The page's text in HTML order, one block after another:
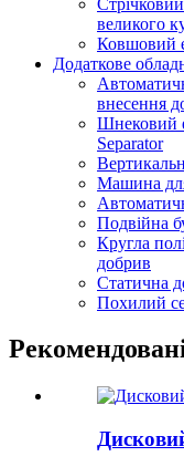
великого
Ковшовий
Додаткове
внесення
Шнековий
Separator
Машина
Подвійна
Кругла
добрив
Статична
Похилий